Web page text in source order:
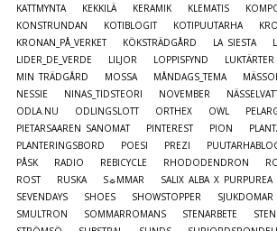
KATTMYNTA
KEKKILÄ KERAMIK KLEMATIS
KONSTRUNDAN
KOTIBLOGIT KOTIPUUTARHA
KRONAN_PÅ_VERKET
KÖKSTRÄDGÅRD LA SIESTA
LIDER_DE_VERDE
LILJOR LOPPISFYND LUKTÄRTER
MIN TRÄDGÅRD
MOSSA MÅNDAGS_TEMA
NESSIE
NINAS_TIDSTEORI NOVEMBER
ODLA.NU
ODLINGSLOTT ORTHEX OWL
PIETARSAAREN SANOMAT
PINTEREST PION
PLANTERINGSBORD
POESI PREZI
PÅSK
RADIO REBICYCLE RHODODENDRON
ROST
RUSKA S☼MMAR SALIX ALBA X PURPUREA
SEVENDAYS
SHOES SHOWSTOPPER SJUKDOMAR
SMULTRON
SOMMARROMANS STENARBETE